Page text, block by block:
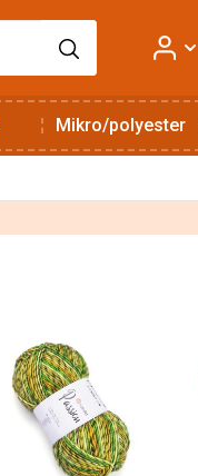
Mikro/polyester